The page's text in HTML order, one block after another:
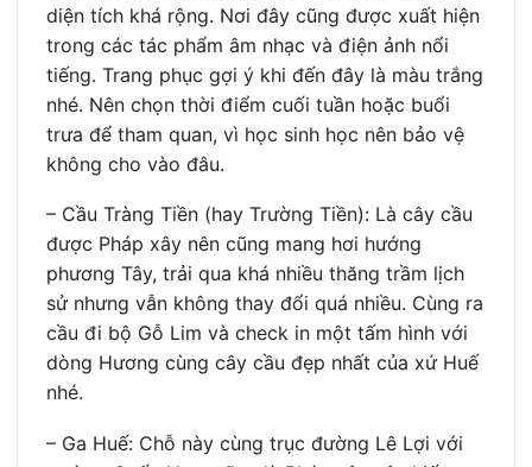
diện tích khá rộng. Nơi đây cũng được xuất hiện
trong các tác phẩm âm nhạc và điện ảnh nổi
tiếng. Trang phục gợi ý khi đến đây là màu trắng
nhé. Nên chọn thời điểm cuối tuần hoặc buổi
trưa để tham quan, vì học sinh học nên bảo vệ
không cho vào đâu.
– Cầu Tràng Tiền (hay Trường Tiền): Là cây cầu
được Pháp xây nên cũng mang hơi hướng
phương Tây, trải qua khá nhiều thăng trầm lịch
sử nhưng vẫn không thay đổi quá nhiều. Cùng ra
cầu đi bộ Gỗ Lim và check in một tấm hình với
dòng Hương cùng cây cầu đẹp nhất của xứ Huế
nhé.
– Ga Huế: Chỗ này cùng trục đường Lê Lợi với